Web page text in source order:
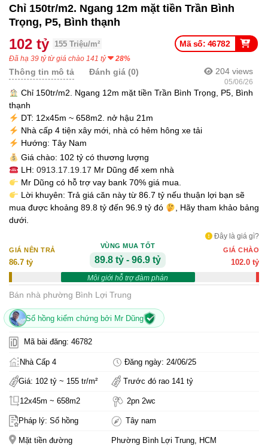
Chỉ 150tr/m2. Ngang 12m mặt tiền Trần Bình
Trọng, P5, Bình thạnh
Mã số: 46782
102 tỷ 155 Triệu/m²
Đã hạ 39 tỷ từ giá chào 141 tỷ 28%
204 views
05/06/26
Thông tin mô tả Đánh giá (0)
Chỉ 150tr/m2. Ngang 12m mặt tiền Trần Bình Trọng, P5, Bình
thạnh
DT: 12x45m ~ 658m2. nở hậu 21m
Nhà cấp 4 tiện xây mới, nhà có hẻm hông xe tải
Hướng: Tây Nam
Giá chào: 102 tỷ có thương lượng
LH: 0913.17.19.17 Mr Dũng để xem nhà
Mr Dũng có hỗ trợ vay bank 70% giá mua.
Lời khuyên: Trả giá căn này từ 86.7 tỷ nếu thuận lợi bạn sẽ
mua được khoảng 89.8 tỷ đến 96.9 tỷ đó
, Hãy tham khảo bảng
dưới.
Đây là giá gì?
GIÁ NÊN TRẢ
86.7 tỷ
VÙNG MUA TỐT
89.8 tỷ - 96.9 tỷ
Môi giới hỗ trợ đàm phán
GIÁ CHÀO
102.0 tỷ
Bán nhà phường Bình Lợi Trung
Sổ hồng kiểm chứng bởi Mr Dũng
Mã bài đăng: 46782
Nhà Cấp 4 Đăng ngày: 24/06/25
Giá: 102 tỷ ~ 155 tr/m² Trước đó rao 141 tỷ
12x45m ~ 658m2 2pn 2wc
Pháp lý: Sổ hồng Tây nam
Mặt tiền đường Phường Bình Lợi Trung, HCM